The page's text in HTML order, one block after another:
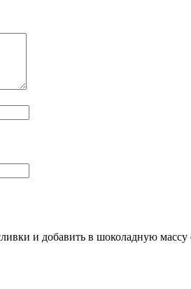
и добавить в шоколадную